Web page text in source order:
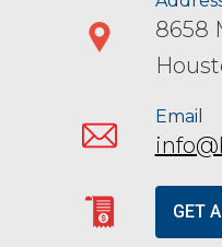
8658
Email
GET